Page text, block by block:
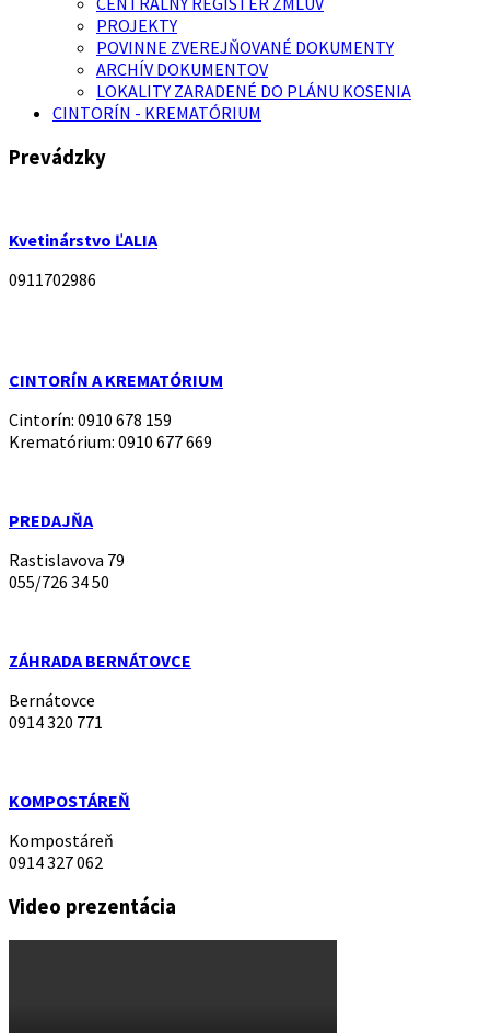
PROJEKTY
POVINNE ZVEREJŇOVANÉ DOKUMENTY
ARCHÍV DOKUMENTOV
LOKALITY ZARADENÉ DO PLÁNU KOSENIA
CINTORÍN - KREMATÓRIUM
Prevádzky
Kvetinárstvo ĽALIA
0911702986
CINTORÍN A KREMATÓRIUM
Cintorín: 0910 678 159
Krematórium: 0910 677 669
PREDAJŇA
Rastislavova 79
055/726 34 50
ZÁHRADA BERNÁTOVCE
Bernátovce
0914 320 771
KOMPOSTÁREŇ
Kompostáreň
0914 327 062
Video prezentácia